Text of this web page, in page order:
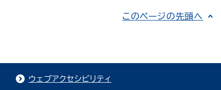
このページの先頭へ
ウェブアクセシビリティ